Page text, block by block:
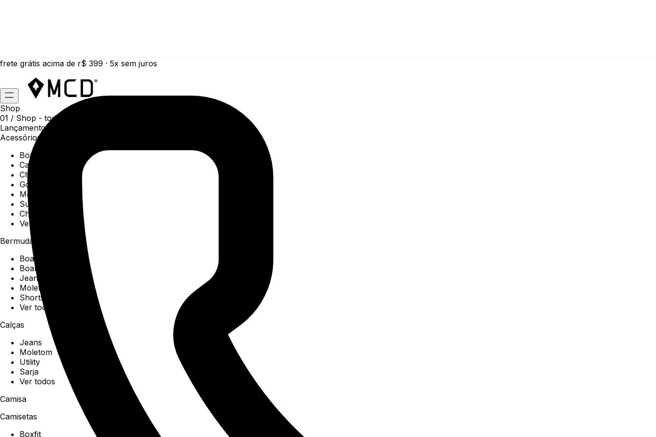
frete grátis acima de r$ 399 · 5x sem juros
Shop
01 / Shop - todas as categorias da coleção atual
Lançamentos da semana
Acessórios
Boné
Carteiras
Chaveiros
Gorros
Meias
Sunga
Chinelos
Ver todos
Bermudas
Boardshorts
Boardwalk
Jeans
Moletom
Shorts
Ver todos
Calças
Jeans
Moletom
Utility
Sarja
Ver todos
Camisa
Camisetas
Boxfit